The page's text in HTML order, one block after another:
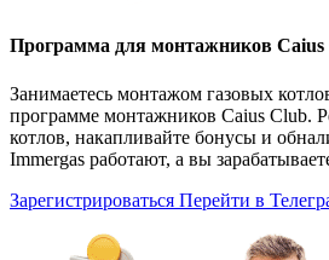
Программа для монтажников Caius
Занимаетесь монтажом газовых
программе монтажников Caius Club.
котлов, накапливайте бонусы и
Immergas работают, а вы
Зарегистрироваться Перейти в